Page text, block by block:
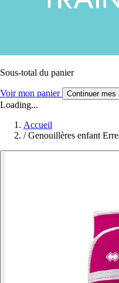
Sous-total du panier
Voir mon panier Continuer mes
Loading...
Accueil
/ Genouillères enfant